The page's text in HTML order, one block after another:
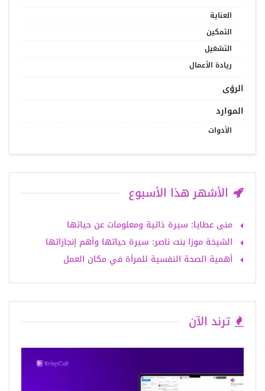
العناية
التمكين
التشغيل
ريادة الأعمال
الرؤى
الموارد
الأدوات
الأشهر هذا الأسبوع
منى عطايا: سيرة ذاتية ومعلومات عن حياتها
الشيخة موزا بنت ناصر: سيرة حياتها وأهم إنجازاتها
أهمية الصحة النفسية للمرأة في مكان العمل
ترند الآن